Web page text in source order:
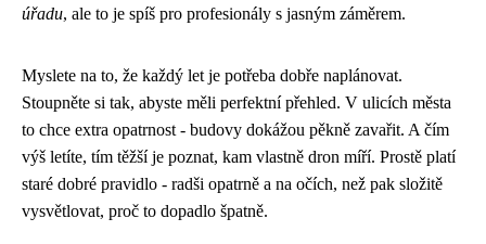
úřadu, ale to je spíš pro profesionály s jasným záměrem.
Myslete na to, že každý let je potřeba dobře naplánovat.
Stoupněte si tak, abyste měli perfektní přehled. V ulicích města
to chce extra opatrnost - budovy dokážou pěkně zavařit. A čím
výš letíte, tím těžší je poznat, kam vlastně dron míří. Prostě platí
staré dobré pravidlo - radši opatrně a na očích, než pak složitě
vysvětlovat, proč to dopadlo špatně.